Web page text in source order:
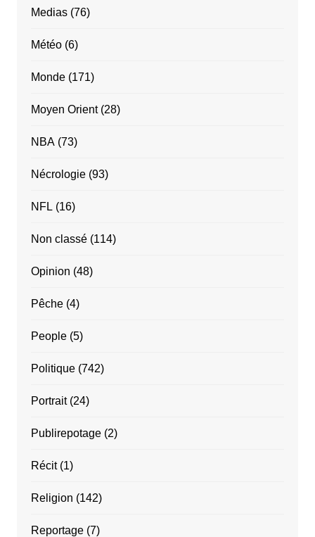
Medias(76)
Météo(6)
Monde(171)
Moyen Orient(28)
NBA(73)
Nécrologie(93)
NFL (16)
Non classé(114)
Opinion (48)
Pêche(4)
People(5)
Politique(742)
Portrait(24)
Publirepotage(2)
Récit(1)
Religion (142)
Reportage(7)